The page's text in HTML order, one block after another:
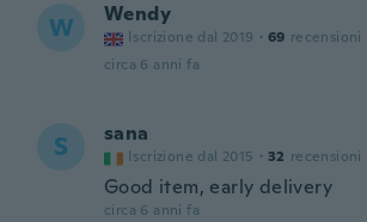
W Wendy
Iscrizione dal 2019 · 69 recensioni
circa 6 anni fa
S sana
Iscrizione dal 2015 · 32 recensioni
Good item, early delivery
circa 6 anni fa